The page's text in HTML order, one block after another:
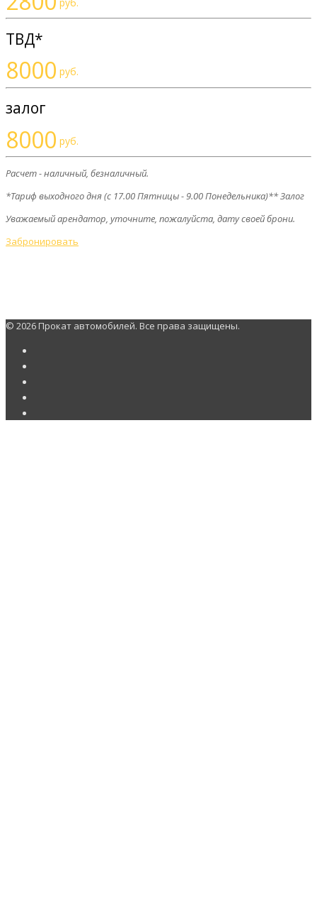
ТВД*
8000 руб.
залог
8000 руб.
Расчет - наличный, безналичный.
*Тариф выходного дня (с 17.00 Пятницы - 9.00 Понедельника)** Залог
Уважаемый арендатор, уточните, пожалуйста, дату своей брони.
Забронировать
© 2026 Прокат автомобилей. Все права защищены.